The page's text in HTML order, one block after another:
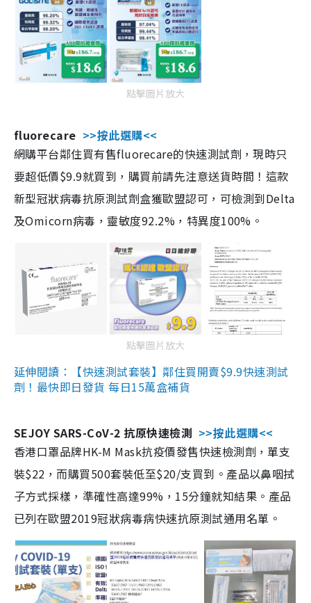
點擊圖片放大
fluorecare >>按此選購<<
網購平台鄰住買有售fluorecare的快速測試劑，現時只
要超低價$9.9就買到，購買前請先注意送貨時間！這款
新型冠狀病毒抗原測試劑盒獲歐盟認可，可檢測到Delta
及Omicorn病毒，靈敏度92.2%，特異度100%。
點擊圖片放大
延伸閱讀：【快速測試套裝】鄰住買開賣$9.9快速測試
劑！最快即日發貨 每日15萬盒補貨
SEJOY SARS-CoV-2 抗原快速檢測 >>按此選購<<
香港口罩品牌HK-M Mask抗疫價發售快速檢測劑，單支
裝$22，而購買500套裝低至$20/支買到。產品以鼻咽拭
子方式採樣，準確性高達99%，15分鐘就知結果。產品
已列在歐盟2019冠狀病毒病快速抗原測試通用名單。